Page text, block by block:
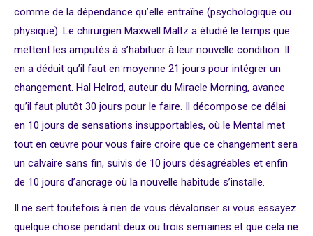
comme de la dépendance qu’elle entraîne (psychologique ou
physique). Le chirurgien Maxwell Maltz a étudié le temps que
mettent les amputés à s’habituer à leur nouvelle condition. Il
en a déduit qu’il faut en moyenne 21 jours pour intégrer un
changement. Hal Helrod, auteur du Miracle Morning, avance
qu’il faut plutôt 30 jours pour le faire. Il décompose ce délai
en 10 jours de sensations insupportables, où le Mental met
tout en œuvre pour vous faire croire que ce changement sera
un calvaire sans fin, suivis de 10 jours désagréables et enfin
de 10 jours d’ancrage où la nouvelle habitude s’installe.
Il ne sert toutefois à rien de vous dévaloriser si vous essayez
quelque chose pendant deux ou trois semaines et que cela ne